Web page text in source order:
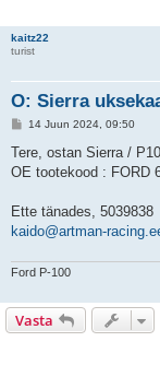
kaitz22
turist
O: Sierra
P
s
i
s
14 Juun 2024, 09:50
Tere, ostan Sierra /
OE tootekood : FORD
Ette tänades, 5039838
kaido@artman-
Ford P-100
Vasta